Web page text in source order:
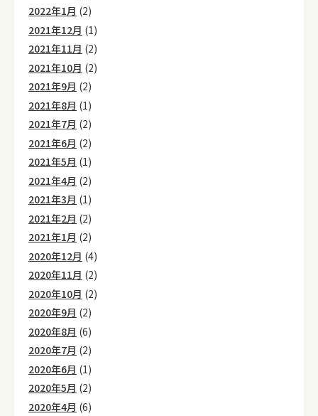
2022年1月 (2)
2021年12月 (1)
2021年11月 (2)
2021年10月 (2)
2021年9月 (2)
2021年8月 (1)
2021年7月 (2)
2021年6月 (2)
2021年5月 (1)
2021年4月 (2)
2021年3月 (1)
2021年2月 (2)
2021年1月 (2)
2020年12月 (4)
2020年11月 (2)
2020年10月 (2)
2020年9月 (2)
2020年8月 (6)
2020年7月 (2)
2020年6月 (1)
2020年5月 (2)
2020年4月 (6)